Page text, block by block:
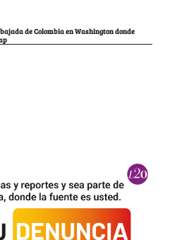
de Colombia en Washington donde